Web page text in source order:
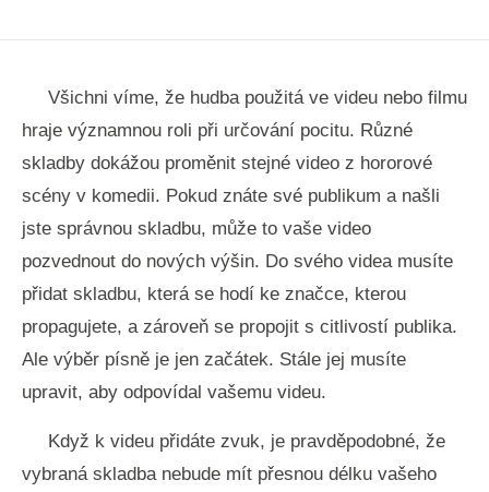
Všichni víme, že hudba použitá ve videu nebo filmu
hraje významnou roli při určování pocitu. Různé
skladby dokážou proměnit stejné video z hororové
scény v komedii. Pokud znáte své publikum a našli
jste správnou skladbu, může to vaše video
pozvednout do nových výšin. Do svého videa musíte
přidat skladbu, která se hodí ke značce, kterou
propagujete, a zároveň se propojit s citlivostí publika.
Ale výběr písně je jen začátek. Stále jej musíte
upravit, aby odpovídal vašemu videu.
Když k videu přidáte zvuk, je pravděpodobné, že
vybraná skladba nebude mít přesnou délku vašeho